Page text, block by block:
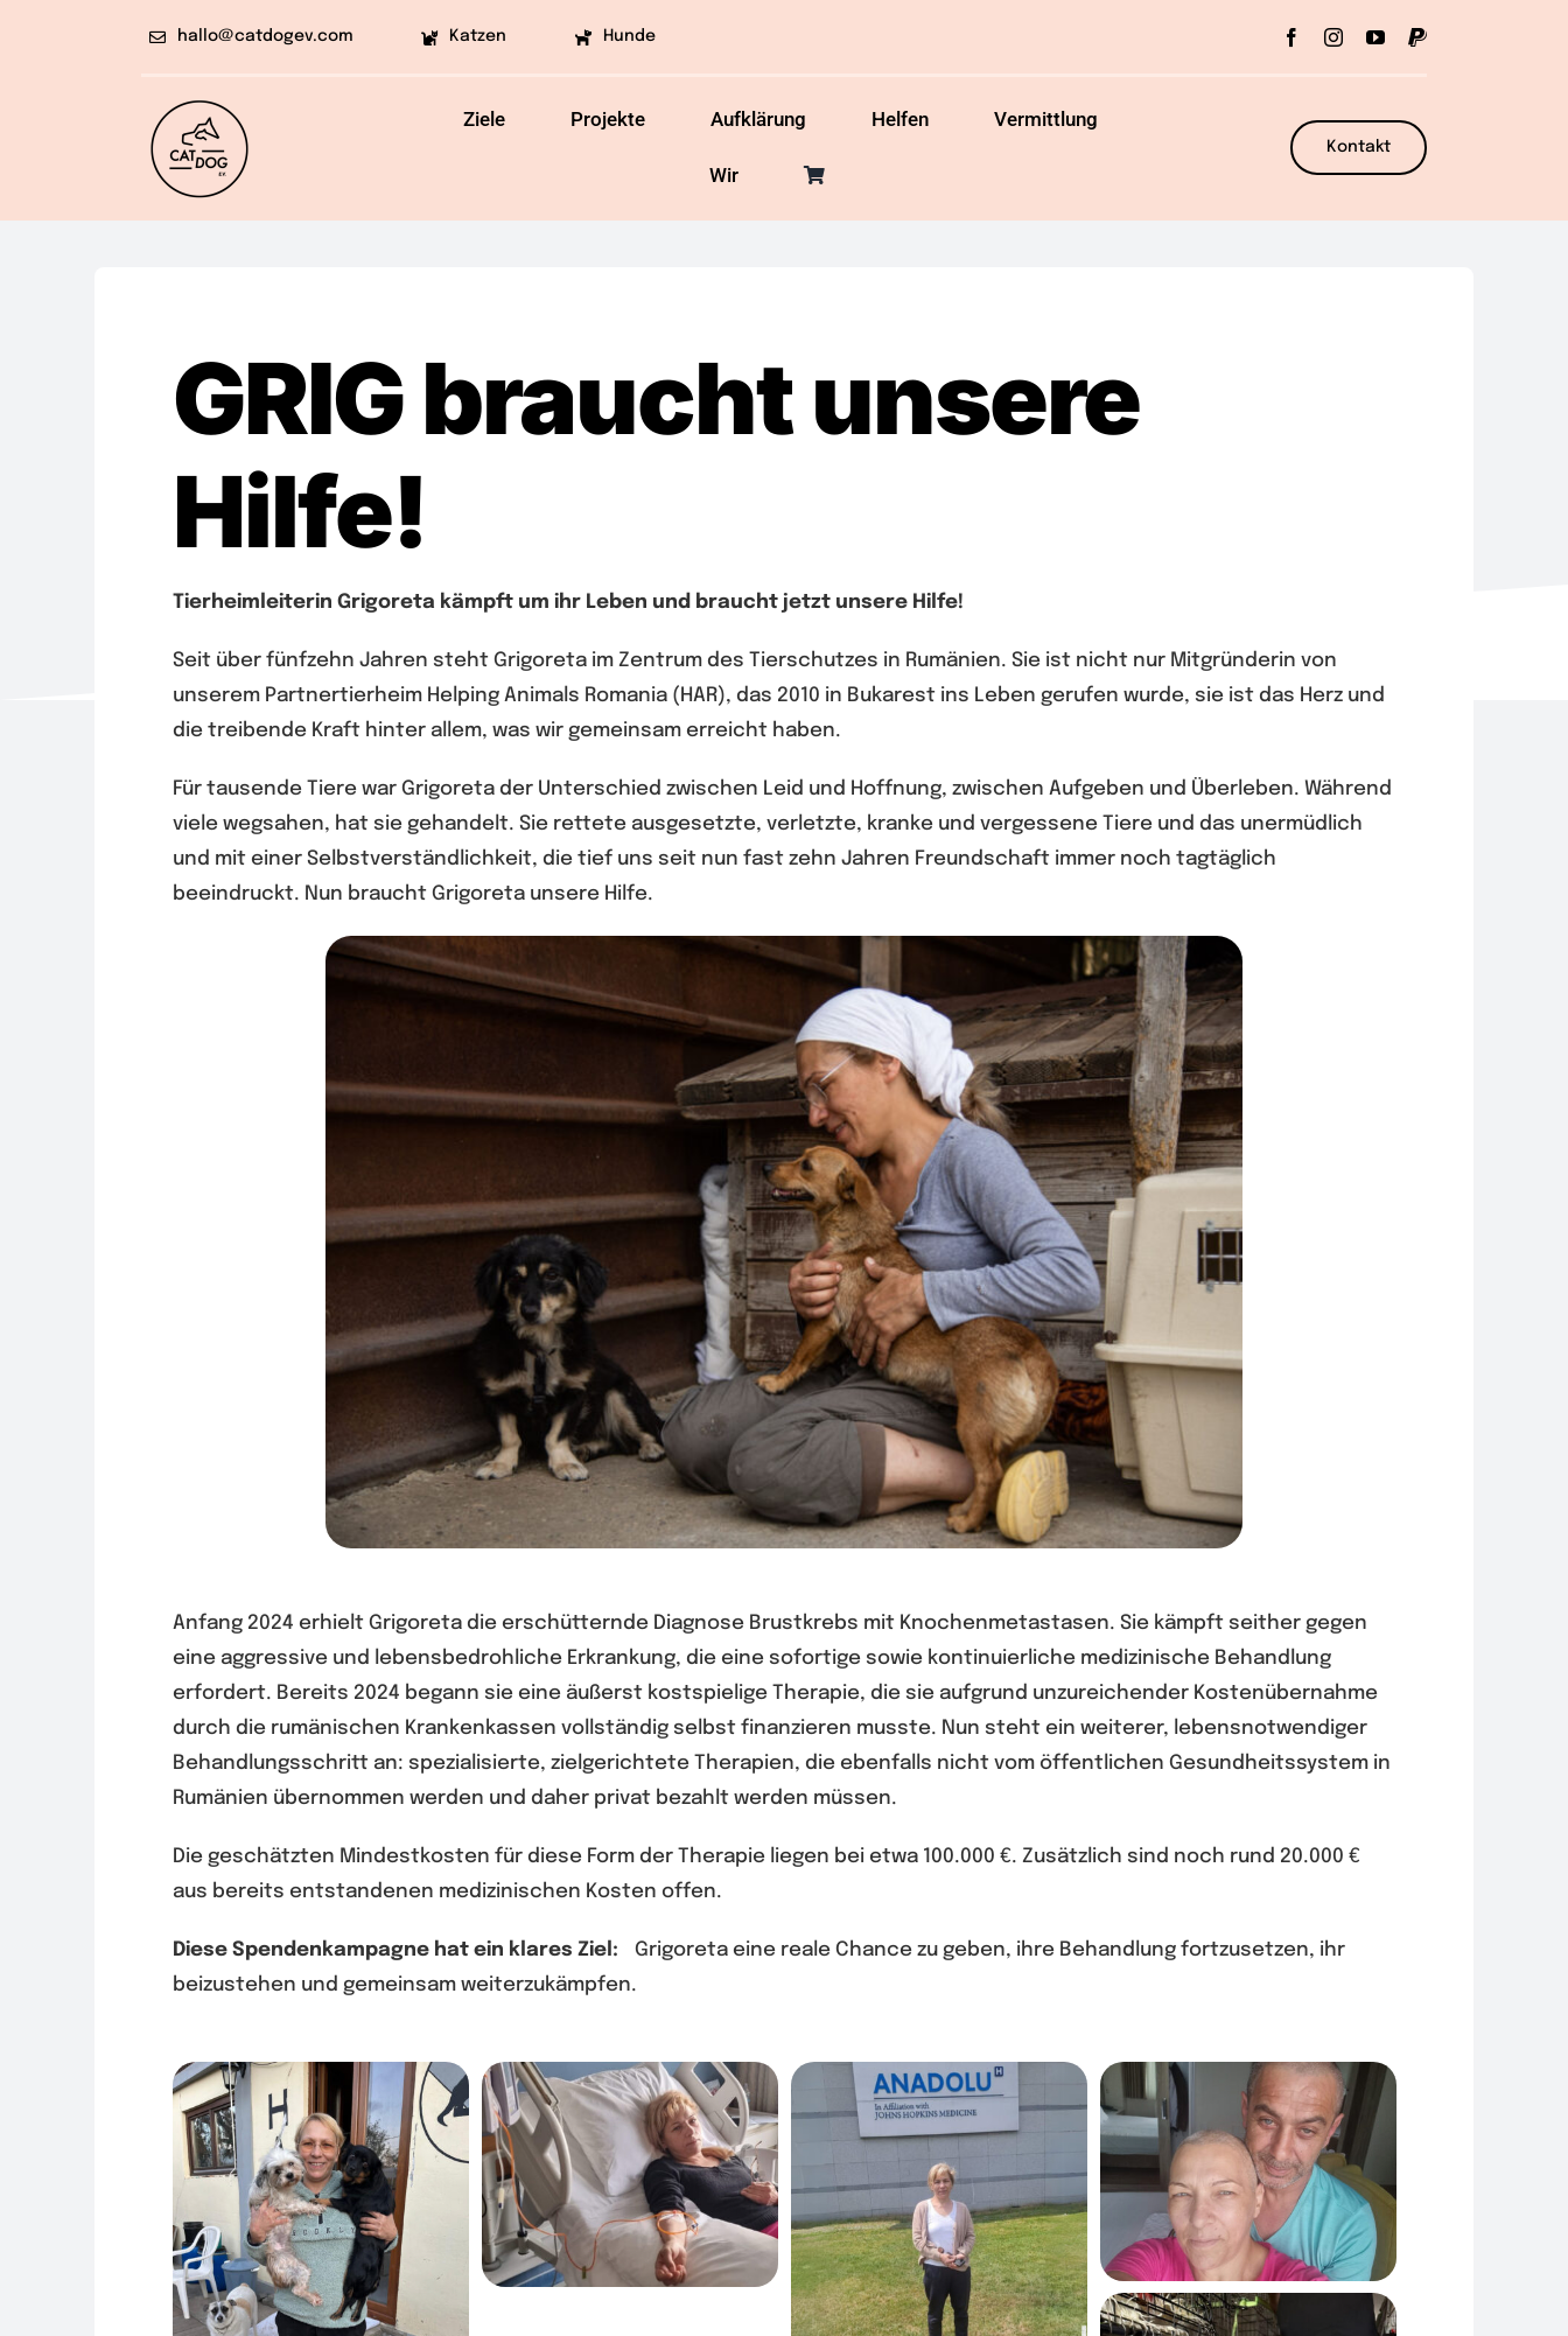
hallo@catdogev.com Katzen Hunde
Ziele Projekte Aufklärung Helfen Vermittlung
Wir
Kontakt
GRIG braucht unsere
Hilfe!
Tierheimleiterin Grigoreta kämpft um ihr Leben und braucht jetzt unsere Hilfe!
Seit über fünfzehn Jahren steht Grigoreta im Zentrum des Tierschutzes in Rumänien. Sie ist nicht nur Mitgründerin von
unserem Partnertierheim Helping Animals Romania (HAR), das 2010 in Bukarest ins Leben gerufen wurde, sie ist das Herz und
die treibende Kraft hinter allem, was wir gemeinsam erreicht haben.
Für tausende Tiere war Grigoreta der Unterschied zwischen Leid und Hoffnung, zwischen Aufgeben und Überleben. Während
viele wegsahen, hat sie gehandelt. Sie rettete ausgesetzte, verletzte, kranke und vergessene Tiere und das unermüdlich
und mit einer Selbstverständlichkeit, die tief uns seit nun fast zehn Jahren Freundschaft immer noch tagtäglich
beeindruckt. Nun braucht Grigoreta unsere Hilfe.
Anfang 2024 erhielt Grigoreta die erschütternde Diagnose Brustkrebs mit Knochenmetastasen. Sie kämpft seither gegen
eine aggressive und lebensbedrohliche Erkrankung, die eine sofortige sowie kontinuierliche medizinische Behandlung
erfordert. Bereits 2024 begann sie eine äußerst kostspielige Therapie, die sie aufgrund unzureichender Kostenübernahme
durch die rumänischen Krankenkassen vollständig selbst finanzieren musste. Nun steht ein weiterer, lebensnotwendiger
Behandlungsschritt an: spezialisierte, zielgerichtete Therapien, die ebenfalls nicht vom öffentlichen Gesundheitssystem in
Rumänien übernommen werden und daher privat bezahlt werden müssen.
Die geschätzten Mindestkosten für diese Form der Therapie liegen bei etwa 100.000 €. Zusätzlich sind noch rund 20.000 €
aus bereits entstandenen medizinischen Kosten offen.
Diese Spendenkampagne hat ein klares Ziel: Grigoreta eine reale Chance zu geben, ihre Behandlung fortzusetzen, ihr
beizustehen und gemeinsam weiterzukämpfen.